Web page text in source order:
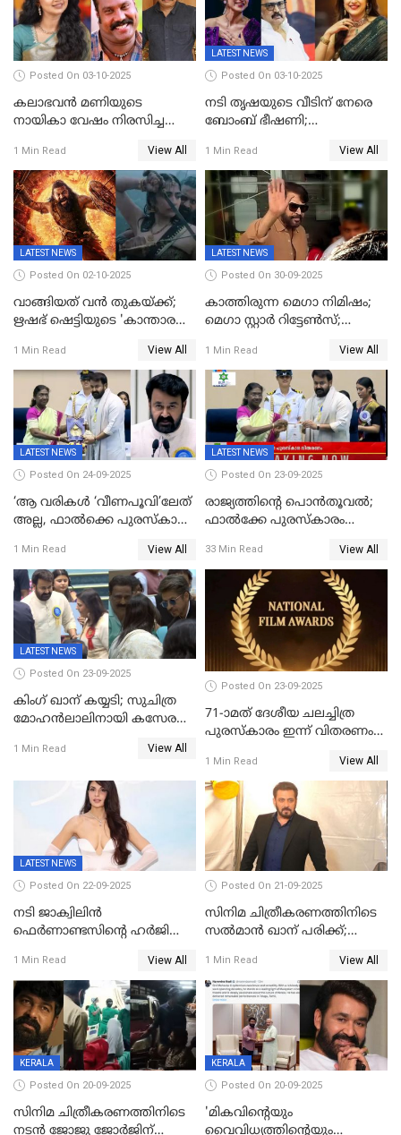
Posted On 03-10-2025
കലാഭവൻ മണിയുടെ
നായികാ വേഷം നിരസിച്ച
നടി ദിവ്യ ഉണ്ണിയല്ലെന്നും
സമൂഹമാധ്യമത്തിൽ കുറിപ്പ്
1 Min Read View All
LATEST NEWS
Posted On 03-10-2025
നടി തൃഷയുടെ വീടിന് നേരെ
ബോംബ് ഭീഷണി;
കണ്ടെത്തൽ
1 Min Read View All
LATEST NEWS
Posted On 02-10-2025
വാങ്ങിയത് വൻ തുകയ്ക്ക്;
ഋഷഭ് ഷെട്ടിയുടെ 'കാന്താര
കാണാം
1 Min Read View All
LATEST NEWS
Posted On 30-09-2025
കാത്തിരുന്ന മെഗാ നിമിഷം;
മെഗാ സ്റ്റാർ റിട്ടേൺസ്;
ക്യാമറയ്ക്ക് മുന്നിലേക്ക്
1 Min Read View All
LATEST NEWS
Posted On 24-09-2025
‘ആ വരികള്‍ ‘വീണപൂവി’ലേത്
അല്ല, ഫാൽക്കെ പുരസ്‌കാരം
മോഹന്‍ലാല്‍ ഉദ്ധരിച്ച
വരികളെ ചൊല്ലി
സാമൂഹികമാധ്യമങ്ങളില്‍
ചര്‍ച്ച
1 Min Read View All
LATEST NEWS
Posted On 23-09-2025
രാജ്യത്തിന്റെ പൊൻതൂവൽ;
ഫാൽക്കേ പുരസ്കാരം
സിനിമ ആത്മാവിന്റെ
സ്പന്ദനമെന്ന് ലാൽ;
ഉർവശിക്കും വിജയരാഘവനും
ദേശീയ അവാർഡ്
33 Min Read View All
LATEST NEWS
Posted On 23-09-2025
കിംഗ് ഖാന് കയ്യടി; സുചിത്ര
മോഹൻലാലിനായി കസേര
ഖാൻ
1 Min Read View All
Posted On 23-09-2025
71-ാമത് ദേശീയ ചലച്ചിത്ര
പുരസ്‌കാരം ഇന്ന് വിതരണം
1 Min Read View All
LATEST NEWS
Posted On 22-09-2025
നടി ജാക്വിലിന്‍
ഫെര്‍ണാണ്ടസിന്റെ ഹര്‍ജി
1 Min Read View All
Posted On 21-09-2025
സിനിമ ചിത്രീകരണത്തിനിടെ
സൽമാൻ ഖാന് പരിക്ക്;
മുംബൈയിലേക്ക് മടങ്ങി
1 Min Read View All
KERALA
Posted On 20-09-2025
സിനിമ ചിത്രീകരണത്തിനിടെ
നടൻ ജോജു ജോർജിന്
KERALA
Posted On 20-09-2025
'മികവിന്റെയും
വൈവിധ്യത്തിന്റെയും